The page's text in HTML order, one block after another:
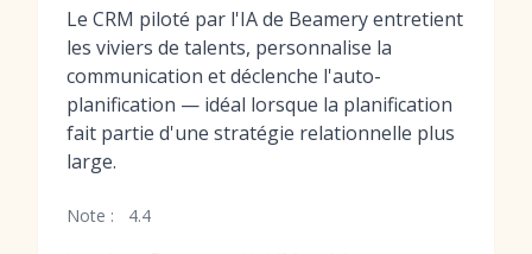
Le CRM piloté par l'IA de Beamery entretient
les viviers de talents, personnalise la
communication et déclenche l'auto-
planification — idéal lorsque la planification
fait partie d'une stratégie relationnelle plus
large.
Note : 4.4